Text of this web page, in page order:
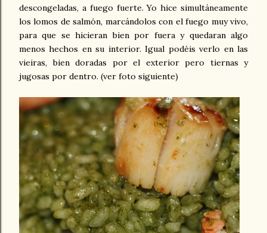
descongeladas, a fuego fuerte. Yo hice simultáneamente
los lomos de salmón, marcándolos con el fuego muy vivo,
para que se hicieran bien por fuera y quedaran algo
menos hechos en su interior. Igual podéis verlo en las
vieiras, bien doradas por el exterior pero tiernas y
jugosas por dentro. (ver foto siguiente)